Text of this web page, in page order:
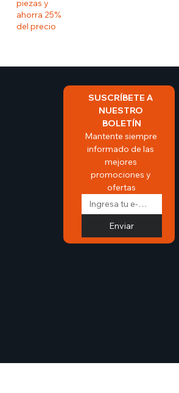
piezas y
ahorra 25%
del precio
SUSCRÍBETE A
NUESTRO
BOLETÍN
Mantente siempre
informado de las
mejores
promociones y
ofertas
Enviar